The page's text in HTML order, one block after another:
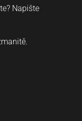
Napište